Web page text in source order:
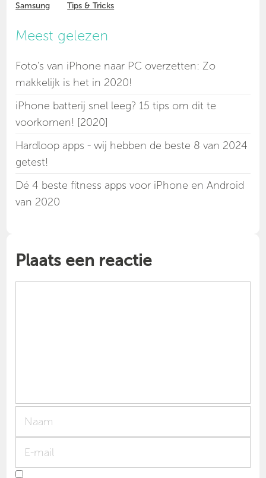
Samsung
Tips & Tricks
Meest gelezen
Foto's van iPhone naar PC overzetten: Zo
makkelijk is het in 2020!
iPhone batterij snel leeg? 15 tips om dit te
voorkomen! [2020]
Hardloop apps - wij hebben de beste 8 van 2024
getest!
Dé 4 beste fitness apps voor iPhone en Android
van 2020
Plaats een reactie